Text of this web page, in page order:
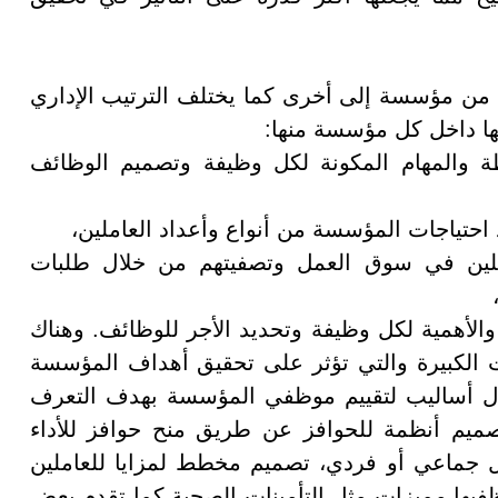
من مؤسسة إلى أخرى كما يختلف الترتيب الإداري
داخل كل مؤسسة منها:
والمهام المكونة لكل وظيفة وتصميم الوظائف
في سوق العمل وتصفيتهم من خلال طلبات
لكل وظيفة وتحديد الأجر للوظائف. وهناك
والتي تؤثر على تحقيق أهداف المؤسسة
أساليب لتقييم موظفي المؤسسة بهدف التعرف
أنظمة للحوافز عن طريق منح حوافز للأداء
جماعي أو فردي، تصميم مخطط لمزايا للعاملين